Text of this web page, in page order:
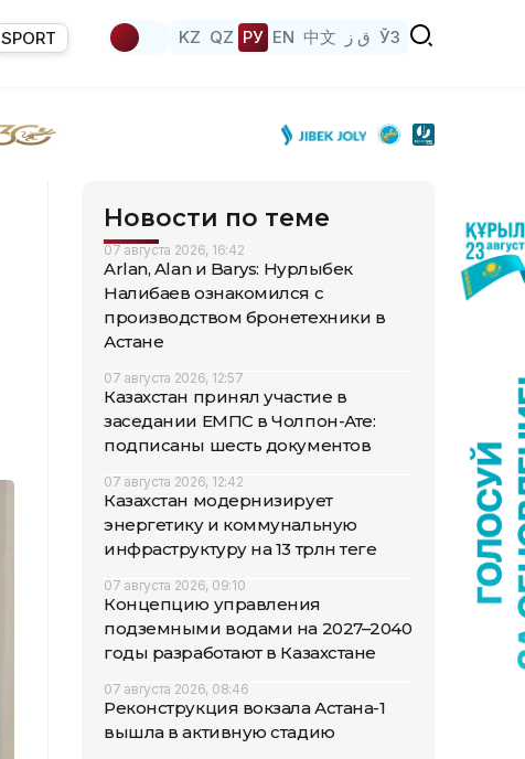
SPORT KZ QZ РУ EN 中文 ق ز ЎЗ
Новости по теме
07 августа 2026, 16:42
Arlan, Alan и Barys: Нурлыбек
Налибаев ознакомился с
производством бронетехники в
Астане
07 августа 2026, 12:57
Казахстан принял участие в
заседании ЕМПС в Чолпон-Ате:
подписаны шесть документов
07 августа 2026, 12:42
Казахстан модернизирует
энергетику и коммунальную
инфраструктуру на 13 трлн теңге
07 августа 2026, 09:10
Концепцию управления
подземными водами на 2027–2040
годы разработают в Казахстане
07 августа 2026, 08:46
Реконструкция вокзала Астана-1
вышла в активную стадию